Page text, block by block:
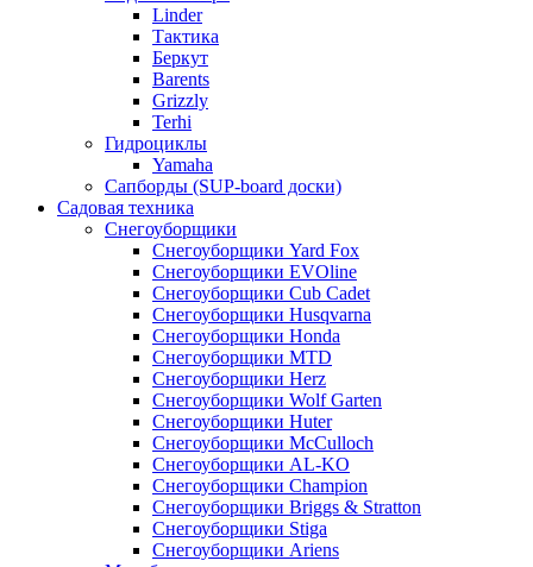
Linder
Тактика
Беркут
Barents
Grizzly
Terhi
Гидроциклы
Yamaha
Сапборды (SUP-board доски)
Садовая техника
Снегоуборщики
Снегоуборщики Yard Fox
Снегоуборщики EVOline
Снегоуборщики Cub Cadet
Снегоуборщики Husqvarna
Снегоуборщики Honda
Снегоуборщики MTD
Снегоуборщики Herz
Снегоуборщики Wolf Garten
Снегоуборщики Huter
Снегоуборщики McCulloch
Снегоуборщики AL-KO
Снегоуборщики Champion
Снегоуборщики Briggs & Stratton
Снегоуборщики Stiga
Снегоуборщики Ariens